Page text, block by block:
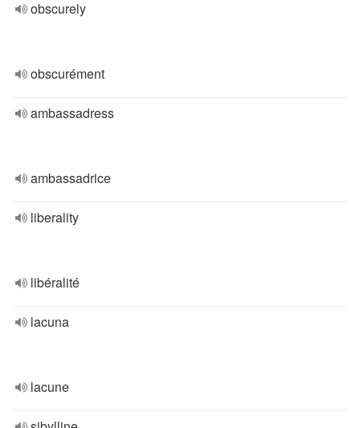
obscurely
obscurément
ambassadress
ambassadrice
liberality
libéralité
lacuna
lacune